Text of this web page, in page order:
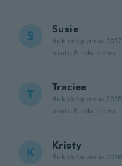
S Susie
Rok dołączenia 2017
około 6 roku temu
T Traciee
Rok dołączenia 2018
około 6 roku temu
K Kristy
Rok dołączenia 2018